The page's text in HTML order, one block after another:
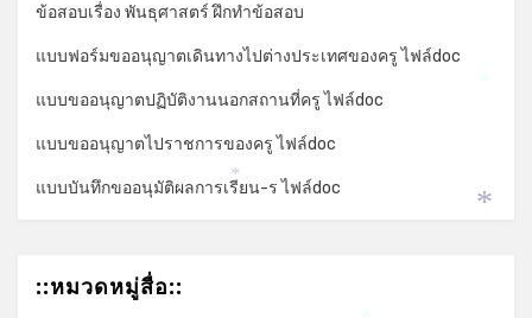
ข้อสอบเรื่อง พันธุศาสตร์ ฝึกทำข้อสอบ
แบบฟอร์มขออนุญาตเดินทางไปต่างประเทศของครู ไฟล์doc
แบบขออนุญาตปฏิบัติงานนอกสถานที่ครู ไฟล์doc
แบบขออนุญาตไปราชการของครู ไฟล์doc
แบบบันทึกขออนุมัติผลการเรียน-ร ไฟล์doc
::หมวดหมู่สื่อ::
*